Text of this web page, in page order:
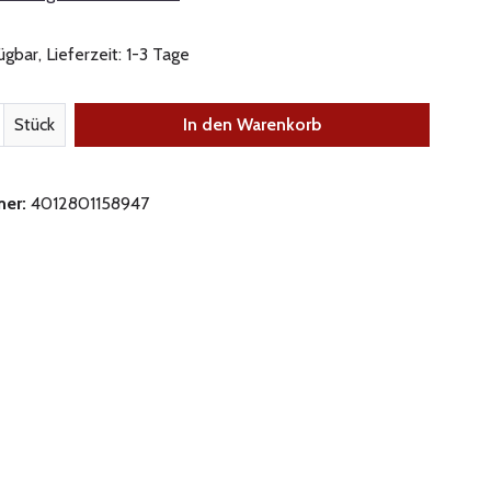
Lieferzeit: 1-3 Tage
Gib den gewünschten Wert ein oder
Stück In den Warenkorb
4012801158947